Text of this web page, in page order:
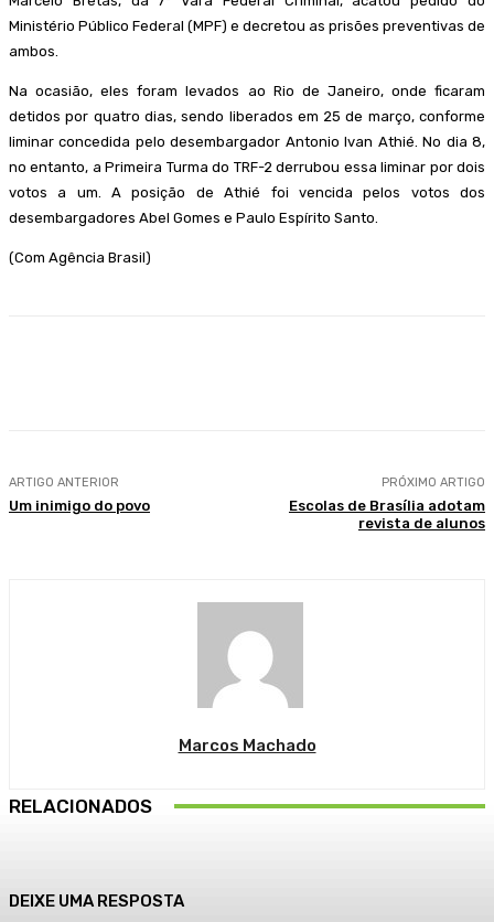
Ministério Público Federal (MPF) e decretou as prisões preventivas de
ambos.
Na ocasião, eles foram levados ao Rio de Janeiro, onde ficaram
detidos por quatro dias, sendo liberados em 25 de março, conforme
liminar concedida pelo desembargador Antonio Ivan Athié. No dia 8,
no entanto, a Primeira Turma do TRF-2 derrubou essa liminar por dois
votos a um. A posição de Athié foi vencida pelos votos dos
desembargadores Abel Gomes e Paulo Espírito Santo.
(Com Agência Brasil)
ARTIGO ANTERIOR
Um inimigo do povo
PRÓXIMO ARTIGO
Escolas de Brasília adotam
revista de alunos
Marcos Machado
RELACIONADOS
DEIXE UMA RESPOSTA